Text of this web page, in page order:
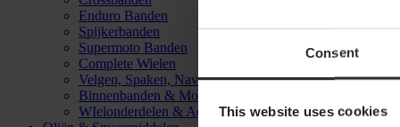
Consent
This website uses cookies
Enduro Banden
Spijkerbanden
Supermoto Banden
Complete Wielen
Velgen, Spaken, Naven & Lagers
Binnenbanden & Mousses
WIelonderdelen & Accessoires